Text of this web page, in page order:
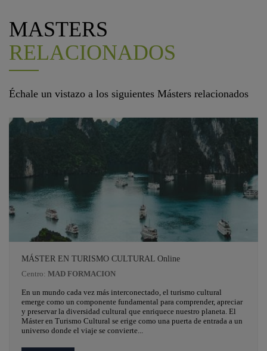
MASTERS
RELACIONADOS
Échale un vistazo a los siguientes Másters relacionados
MÁSTER EN TURISMO CULTURAL Online
Centro: MAD FORMACION
En un mundo cada vez más interconectado, el turismo cultural
emerge como un componente fundamental para comprender, apreciar
y preservar la diversidad cultural que enriquece nuestro planeta. El
Máster en Turismo Cultural se erige como una puerta de entrada a un
universo donde el viaje se convierte...